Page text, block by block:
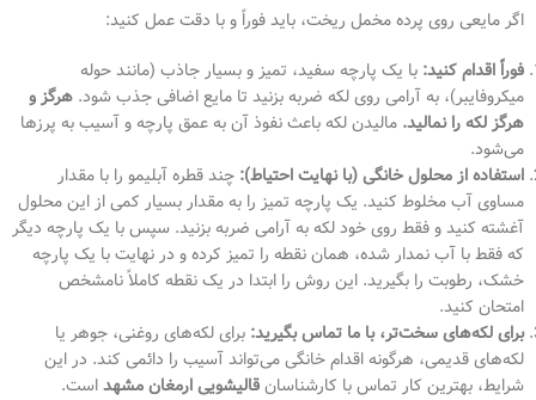
اگر مایعی روی پرده مخمل ریخت، باید فوراً و با دقت عمل کنید:
فوراً اقدام کنید: با یک پارچه سفید، تمیز و بسیار جاذب (مانند حوله
میکروفایبر)، به آرامی روی لکه ضربه بزنید تا مایع اضافی جذب شود. هرگز و
هرگز لکه را نمالید. مالیدن لکه باعث نفوذ آن به عمق پارچه و آسیب به پرزها
می‌شود.
استفاده از محلول خانگی (با نهایت احتیاط): چند قطره آبلیمو را با مقدار
مساوی آب مخلوط کنید. یک پارچه تمیز را به مقدار بسیار کمی از این محلول
آغشته کنید و فقط روی خود لکه به آرامی ضربه بزنید. سپس با یک پارچه دیگر
که فقط با آب نمدار شده، همان نقطه را تمیز کرده و در نهایت با یک پارچه
خشک، رطوبت را بگیرید. این روش را ابتدا در یک نقطه کاملاً نامشخص
امتحان کنید.
برای لکه‌های سخت‌تر، با ما تماس بگیرید: برای لکه‌های روغنی، جوهر یا
لکه‌های قدیمی، هرگونه اقدام خانگی می‌تواند آسیب را دائمی کند. در این
شرایط، بهترین کار تماس با کارشناسانقالیشویی ارمغان مشهداست.